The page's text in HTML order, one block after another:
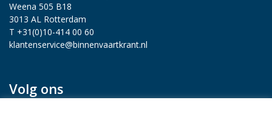
Weena 505 B18
3013 AL Rotterdam
T +31(0)10-414 00 60
klantenservice@binnenvaartkrant.nl
Volg ons